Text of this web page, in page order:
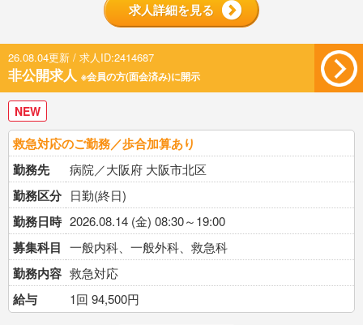
求人詳細を見る
26.08.04更新 / 求人ID:2414687
非公開求人 ※会員の方(面会済み)に開示
NEW
救急対応のご勤務／歩合加算あり
勤務先
病院／大阪府 大阪市北区
勤務区分 日勤(終日)
勤務日時 2026.08.14 (金) 08:30～19:00
募集科目 一般内科、一般外科、救急科
勤務内容 救急対応
給与 1回 94,500円